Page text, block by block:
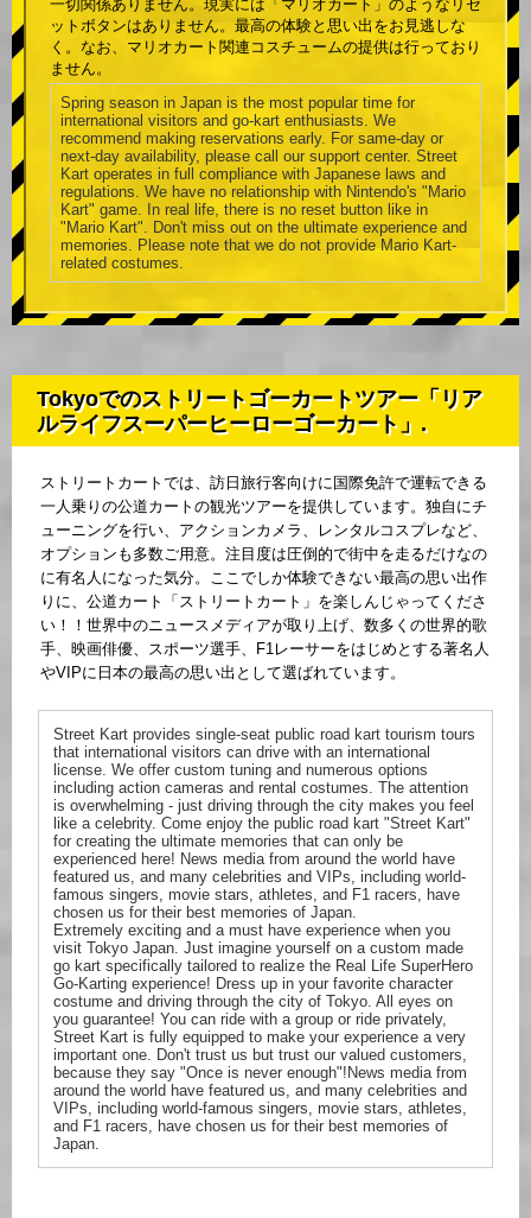
一切関係ありません。現実には「マリオカート」のようなリセ
ットボタンはありません。最高の体験と思い出をお見逃しな
く。なお、マリオカート関連コスチュームの提供は行っており
ません。
Spring season in Japan is the most popular time for
international visitors and go-kart enthusiasts. We
recommend making reservations early. For same-day or
next-day availability, please call our support center. Street
Kart operates in full compliance with Japanese laws and
regulations. We have no relationship with Nintendo's "Mario
Kart" game. In real life, there is no reset button like in
"Mario Kart". Don't miss out on the ultimate experience and
memories. Please note that we do not provide Mario Kart-
related costumes.
Tokyoでのストリートゴーカートツアー「リア
ルライフスーパーヒーローゴーカート」.
ストリートカートでは、訪日旅行客向けに国際免許で運転できる
一人乗りの公道カートの観光ツアーを提供しています。独自にチ
ューニングを行い、アクションカメラ、レンタルコスプレなど、
オプションも多数ご用意。注目度は圧倒的で街中を走るだけなの
に有名人になった気分。ここでしか体験できない最高の思い出作
りに、公道カート「ストリートカート」を楽しんじゃってくださ
い！！世界中のニュースメディアが取り上げ、数多くの世界的歌
手、映画俳優、スポーツ選手、F1レーサーをはじめとする著名人
やVIPに日本の最高の思い出として選ばれています。
Street Kart provides single-seat public road kart tourism tours
that international visitors can drive with an international
license. We offer custom tuning and numerous options
including action cameras and rental costumes. The attention
is overwhelming - just driving through the city makes you feel
like a celebrity. Come enjoy the public road kart "Street Kart"
for creating the ultimate memories that can only be
experienced here! News media from around the world have
featured us, and many celebrities and VIPs, including world-
famous singers, movie stars, athletes, and F1 racers, have
chosen us for their best memories of Japan.
Extremely exciting and a must have experience when you
visit Tokyo Japan. Just imagine yourself on a custom made
go kart specifically tailored to realize the Real Life SuperHero
Go-Karting experience! Dress up in your favorite character
costume and driving through the city of Tokyo. All eyes on
you guarantee! You can ride with a group or ride privately,
Street Kart is fully equipped to make your experience a very
important one. Don't trust us but trust our valued customers,
because they say "Once is never enough"!News media from
around the world have featured us, and many celebrities and
VIPs, including world-famous singers, movie stars, athletes,
and F1 racers, have chosen us for their best memories of
Japan.